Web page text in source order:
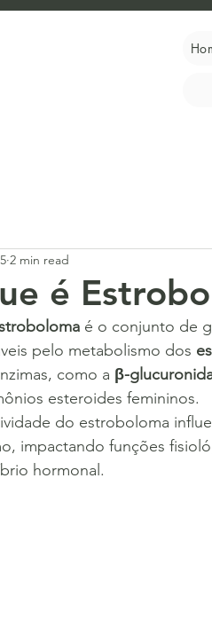
é
2 min read
é o conjunto de
pelo metabolismo dos
como a β-
esteroides femininos.
impactando funções
hormonal.